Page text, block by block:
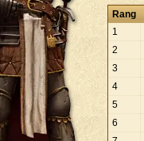
Rang
1
2
3
4
5
6